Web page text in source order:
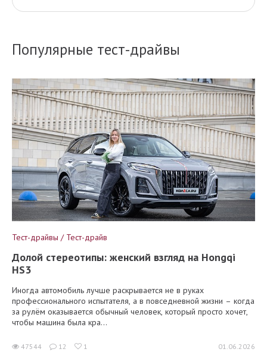
Популярные тест-драйвы
Тест-драйвы / Тест-драйв
Долой стереотипы: женский взгляд на Hongqi
HS3
Иногда автомобиль лучше раскрывается не в руках
профессионального испытателя, а в повседневной жизни – когда
за рулём оказывается обычный человек, который просто хочет,
чтобы машина была кра...
47544 12 1 01.06.2026